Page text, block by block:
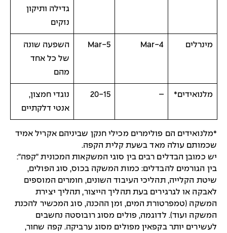
גדילה ותיקון
נזקים
מינרלים 4-Mar
5-Mar
השפעה שונה
של כל אחד
מהם
מלנואידים* –
20-15
נוגדי חמצון,
אנטי דלקתיים
*מלנואידים הם פולימרים מכילי חנקן שביניהם אקריל אמיד
שכמותם עולה מאד בשעת קלית הקפה.
יש כמובן הבדלים רבים בין סוגי המשקאות המכונית "קפה":
בין הגורמים להבדלים: כמות המשקה בכוס, סוג הפולים,
שיטת הקלייה, תהליכי העיבוד השונים, חומרים המוספים
לאבקה או לגרגירים בעת תהליך הייצור, תהליך יצירת
המשקה (טמפרטורת המים, זמן ההכנה, סוג המכשיר להכנת
המשקה ועוד). לדוגמה, פולים מסוג רובוסטה נחשבים
לעשירים יותר בקפאין מפולים מסוג ערביקה. קפה שחור,